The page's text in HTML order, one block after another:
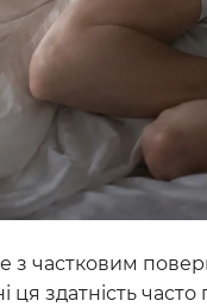
з частковим
ця здатність